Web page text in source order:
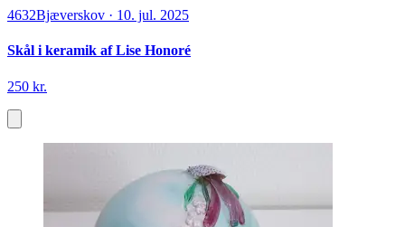
4632Bjæverskov · 10. jul. 2025
Skål i keramik af Lise Honoré
250 kr.